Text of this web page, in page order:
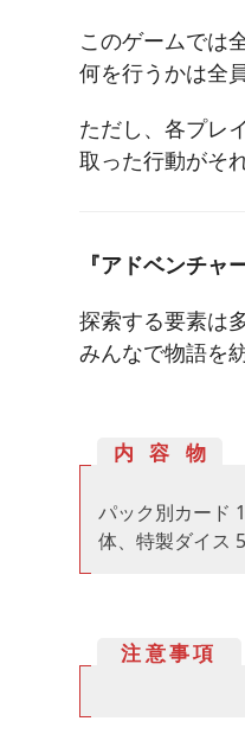
このゲームでは
何を行うかは全
ただし、各プレ
取った行動がそ
『アドベンチャ
探索する要素は
みんなで物語を
内容物
パック別カード
体、特製ダイス
注意事項